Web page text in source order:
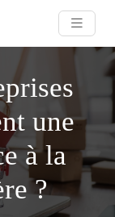
une
à la
?